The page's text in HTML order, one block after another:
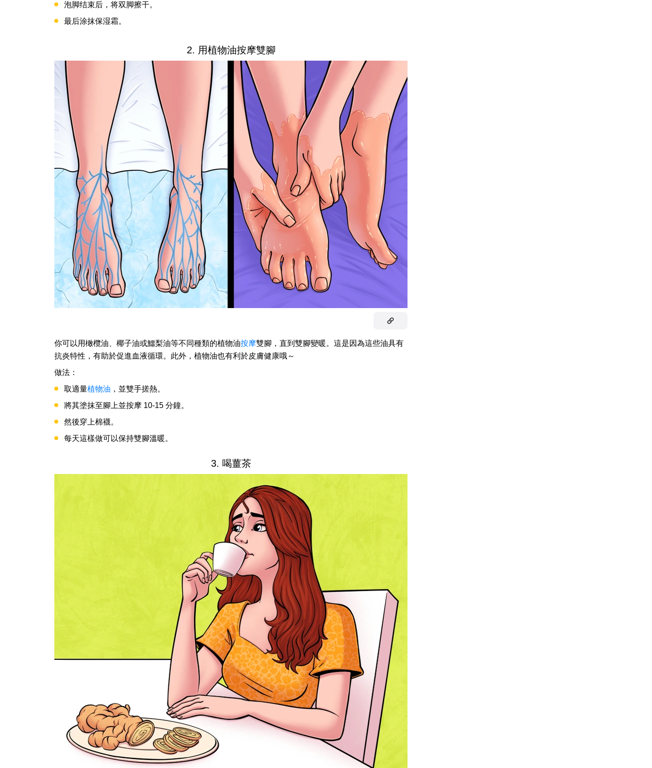
泡脚结束后，将双脚擦干。
最后涂抹保湿霜。
2. 用植物油按摩雙腳
你可以用橄欖油、椰子油或鱷梨油等不同種類的植物油按摩雙腳，直到雙腳變暖。這是因為這些油具有
抗炎特性，有助於促進血液循環。此外，植物油也有利於皮膚健康哦～
做法：
取適量植物油 ，並雙手搓熱。
將其塗抹至腳上並按摩 10-15 分鐘。
然後穿上棉襪。
每天這樣做可以保持雙腳溫暖。
3. 喝薑茶